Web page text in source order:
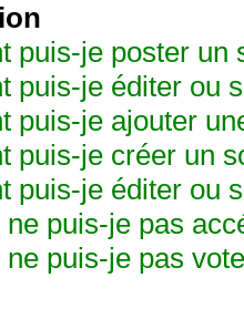
puis-je poster un
puis-je éditer ou
puis-je ajouter
puis-je créer un
puis-je éditer ou
ne puis-je pas
ne puis-je pas